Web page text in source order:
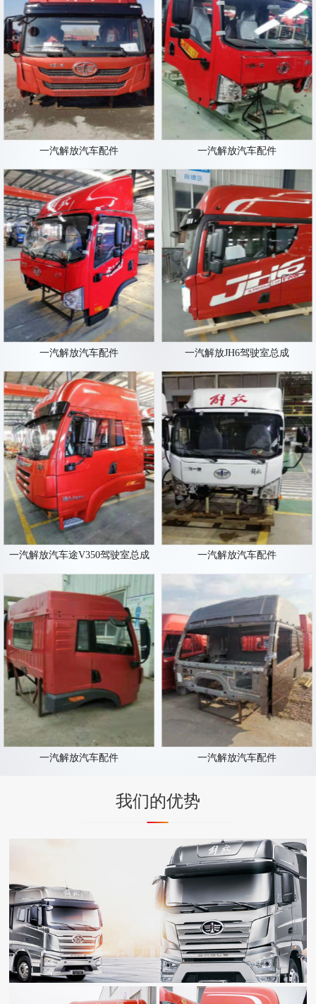
一汽解放汽车配件 一汽解放汽车配件
一汽解放汽车配件 一汽解放JH6驾驶室总成
一汽解放汽车途V350驾驶室总成 一汽解放汽车配件
一汽解放汽车配件 一汽解放汽车配件
我们的优势